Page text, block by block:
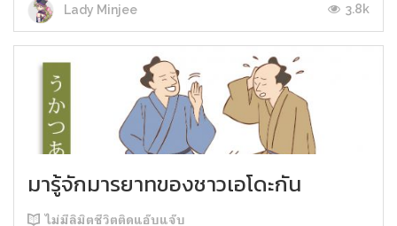
Lady Minjee 3.8k
มารู้จักมารยาทของชาวเอโดะกัน
ไม่มีลิมิตชีวิตติดแอ๊บแจ๊บ